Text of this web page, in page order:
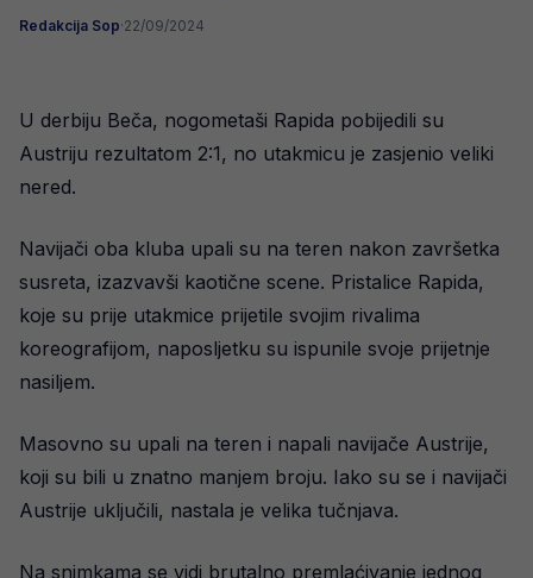
Redakcija Sop·22/09/2024
U derbiju Beča, nogometaši Rapida pobijedili su
Austriju rezultatom 2:1, no utakmicu je zasjenio veliki
nered.
Navijači oba kluba upali su na teren nakon završetka
susreta, izazvavši kaotične scene. Pristalice Rapida,
koje su prije utakmice prijetile svojim rivalima
koreografijom, naposljetku su ispunile svoje prijetnje
nasiljem.
Masovno su upali na teren i napali navijače Austrije,
koji su bili u znatno manjem broju. Iako su se i navijači
Austrije uključili, nastala je velika tučnjava.
Na snimkama se vidi brutalno premlaćivanje jednog